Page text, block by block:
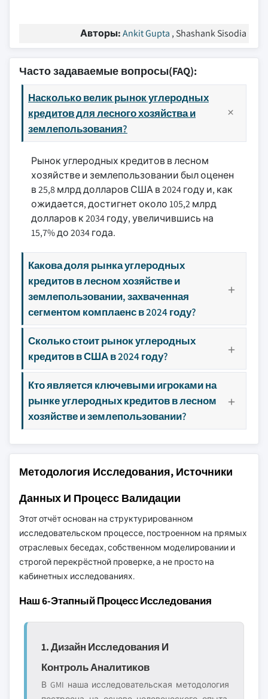
Авторы:Ankit Gupta , Shashank Sisodia
Часто задаваемые вопросы(FAQ):
Насколько велик рынок углеродных
кредитов для лесного хозяйства и
землепользования?
Рынок углеродных кредитов в лесном
хозяйстве и землепользовании был оценен
в 25,8 млрд долларов США в 2024 году и, как
ожидается, достигнет около 105,2 млрд
долларов к 2034 году, увеличившись на
15,7% до 2034 года.
Какова доля рынка углеродных
кредитов в лесном хозяйстве и
землепользовании, захваченная
сегментом комплаенс в 2024 году?
Сколько стоит рынок углеродных
кредитов в США в 2024 году?
Кто является ключевыми игроками на
рынке углеродных кредитов в лесном
хозяйстве и землепользовании?
Методология Исследования, Источники
Данных И Процесс Валидации
Этот отчёт основан на структурированном
исследовательском процессе, построенном на прямых
отраслевых беседах, собственном моделировании и
строгой перекрёстной проверке, а не просто на
кабинетных исследованиях.
Наш 6-Этапный Процесс Исследования
1. Дизайн Исследования И
Контроль Аналитиков
В GMI наша исследовательская методология